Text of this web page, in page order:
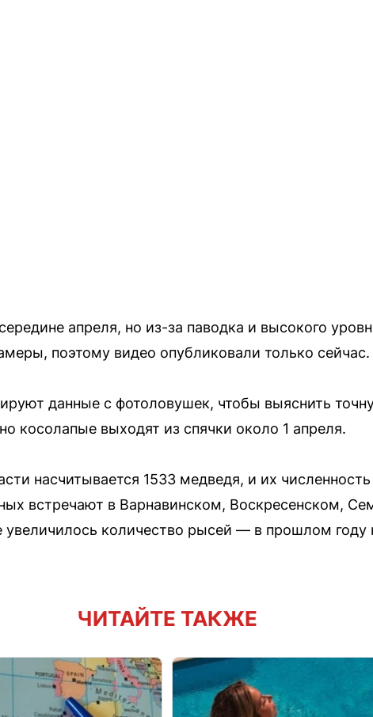
апреля, но из-за паводка и высокого
поэтому видео опубликовали только сейчас.
данные с фотоловушек, чтобы выяснить
косолапые выходят из спячки около 1 апреля.
насчитывается 1533 медведя, и их
встречают в Варнавинском, Воскресенском,
количество рысей — в прошлом году
ЧИТАЙТЕ ТАКЖЕ